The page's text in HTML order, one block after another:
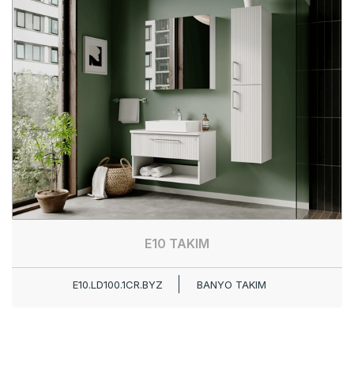
E10 TAKIM
E10.LD100.1CR.BYZ BANYO TAKIM